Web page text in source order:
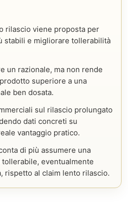
rilascio viene proposta per
stabili e migliorare tollerabilità
un razionale, ma non rende
superiore a una
ben dosata.
sul rilascio prolungato
dati concreti su
vantaggio pratico.
di più assumere una
eventualmente
rispetto al claim lento rilascio.